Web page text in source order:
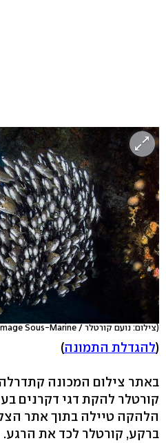
(צילום: נועם קורטלר / Festival Mondial de l'Image Sous-Marine)
(להגדלת התמונה)
באתר צילום המכונה
הלהקה טיילה בתוך אתר
ברקע, קורטלר לכד את הרגע.